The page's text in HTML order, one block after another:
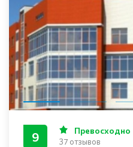
9 Превосходно
37 отзывов